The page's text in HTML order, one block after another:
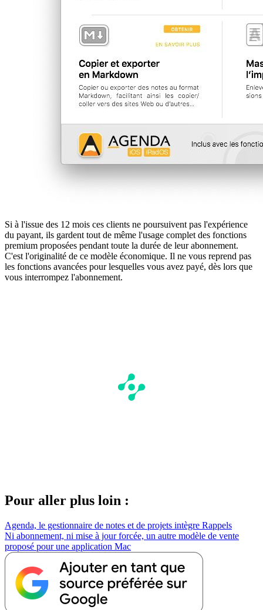
Si à l'issue des 12 mois ces clients ne poursuivent pas l'expérience
du payant, ils gardent tout de même l'usage complet des fonctions
premium proposées pendant toute la durée de leur abonnement.
C'est l'originalité de ce modèle économique. Il ne vous reprend pas
les fonctions avancées pour lesquelles vous avez payé, dès lors que
vous interrompez l'abonnement.
Pour aller plus loin :
Agenda, le gestionnaire de notes et de projets intègre Rappels
Ni abonnement, ni mise à jour forcée, un autre modèle de vente
proposé pour une application Mac